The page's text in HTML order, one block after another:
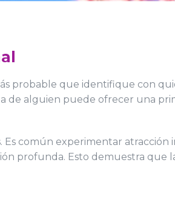
probable que identifique con
de alguien puede ofrecer una
Es común experimentar atracción
profunda. Esto demuestra que